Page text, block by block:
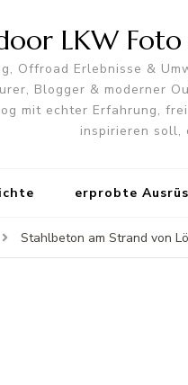
LKW
Offroad Erlebnisse &
Blogger & moderner
mit echter Erfahrung,
inspirieren soll,
erprobte
Stahlbeton am Strand von